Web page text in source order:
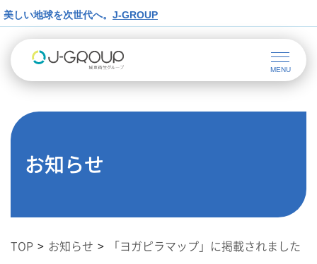
美しい地球を次世代へ。 J-GROUP
お知らせ
TOP お知らせ 「ヨガピラマップ」に掲載されました